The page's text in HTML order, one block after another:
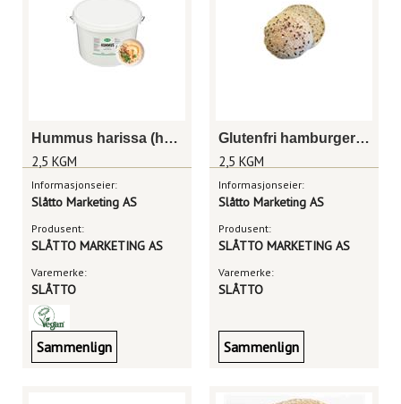
Hummus harissa (hot & spicy) 2,5kg
2,5 KGM
Informasjonseier:
Slåtto Marketing AS
Produsent:
SLÅTTO MARKETING AS
Varemerke:
SLÅTTO
Sammenlign
Glutenfri hamburgerbrød 100g
2,5 KGM
Informasjonseier:
Slåtto Marketing AS
Produsent:
SLÅTTO MARKETING AS
Varemerke:
SLÅTTO
Sammenlign